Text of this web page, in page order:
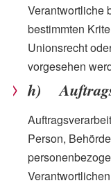
Verantwortliche
bestimmten
Unionsrecht
vorgesehen
h)
Person,